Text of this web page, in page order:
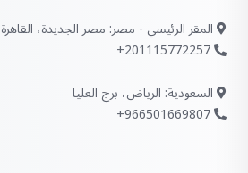
المقر الرئيسي - مصر: مصر الجديدة، القاهرة
السعودية: الرياض، برج العليا